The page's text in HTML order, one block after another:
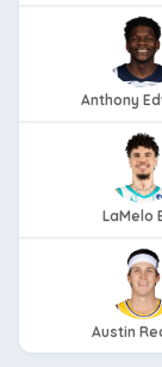
Anthony
LaMelo
Austin